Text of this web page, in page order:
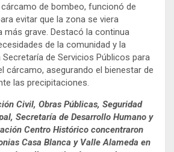
de bombeo, funcionó de
evitar que la zona se viera
más grave. Destacó la continua
de la comunidad y la
de Servicios Públicos para
cárcamo, asegurando el bienestar de
las precipitaciones.
Civil, Obras Públicas, Seguridad
Secretaría de Desarrollo Humano y
Centro Histórico concentraron
Casa Blanca y Valle Alameda en